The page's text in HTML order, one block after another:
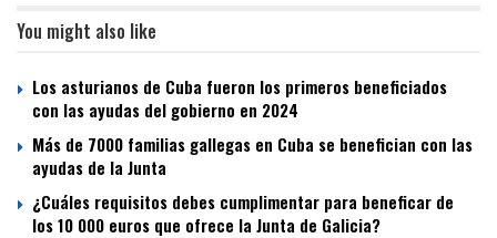
You might also like
Los asturianos de Cuba fueron los primeros beneficiados
con las ayudas del gobierno en 2024
Más de 7000 familias gallegas en Cuba se benefician con las
ayudas de la Junta
¿Cuáles requisitos debes cumplimentar para beneficar de
los 10 000 euros que ofrece la Junta de Galicia?